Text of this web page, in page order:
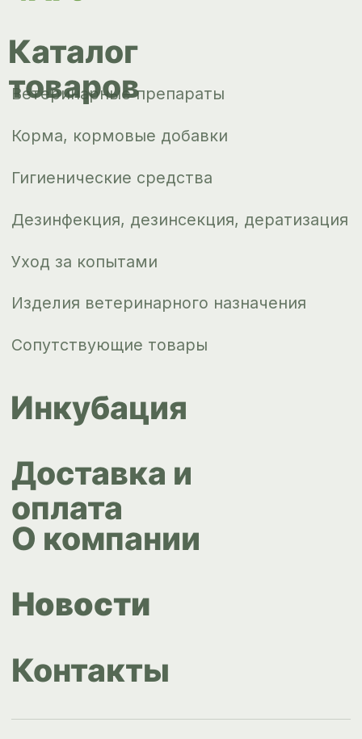
Design...ed
Design by
ips66@bk.ru
+7 343 264
51 17
оплата
О компании
Контакты
© ИПС «Сведловская» 2023
Новости